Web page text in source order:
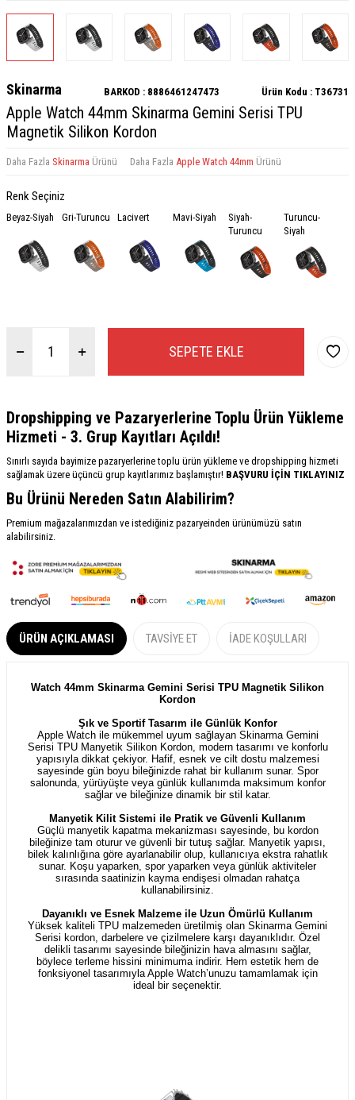
Skinarma BARKOD : 8886461247473 Ürün Kodu : T36731
Apple Watch 44mm Skinarma Gemini Serisi TPU
Magnetik Silikon Kordon
Daha Fazla Skinarma Ürünü Daha Fazla Apple Watch 44mm Ürünü
Renk Seçiniz
Beyaz-Siyah Gri-Turuncu Lacivert Mavi-Siyah
Siyah-
Turuncu
Turuncu-
Siyah
SEPETE EKLE
Dropshipping ve Pazaryerlerine Toplu Ürün Yükleme
Hizmeti - 3. Grup Kayıtları Açıldı!
Sınırlı sayıda bayimize pazaryerlerine toplu ürün yükleme ve dropshipping hizmeti
sağlamak üzere üçüncü grup kayıtlarımız başlamıştır! BAŞVURU İÇİN TIKLAYINIZ
Bu Ürünü Nereden Satın Alabilirim?
Premium mağazalarımızdan ve istediğiniz pazaryeinden ürünümüzü satın
alabilirsiniz.
ÜRÜN AÇIKLAMASI TAVSIYE ET İADE KOŞULLARI
Watch 44mm Skinarma Gemini Serisi TPU Magnetik Silikon
Kordon
Şık ve Sportif Tasarım ile Günlük Konfor
Apple Watch ile mükemmel uyum sağlayan Skinarma Gemini
Serisi TPU Manyetik Silikon Kordon, modern tasarımı ve konforlu
yapısıyla dikkat çekiyor. Hafif, esnek ve cilt dostu malzemesi
sayesinde gün boyu bileğinizde rahat bir kullanım sunar. Spor
salonunda, yürüyüşte veya günlük kullanımda maksimum konfor
sağlar ve bileğinize dinamik bir stil katar.
Manyetik Kilit Sistemi ile Pratik ve Güvenli Kullanım
Güçlü manyetik kapatma mekanizması sayesinde, bu kordon
bileğinize tam oturur ve güvenli bir tutuş sağlar. Manyetik yapısı,
bilek kalınlığına göre ayarlanabilir olup, kullanıcıya ekstra rahatlık
sunar. Koşu yaparken, spor yaparken veya günlük aktiviteler
sırasında saatinizin kayma endişesi olmadan rahatça
kullanabilirsiniz.
Dayanıklı ve Esnek Malzeme ile Uzun Ömürlü Kullanım
Yüksek kaliteli TPU malzemeden üretilmiş olan Skinarma Gemini
Serisi kordon, darbelere ve çizilmelere karşı dayanıklıdır. Özel
delikli tasarımı sayesinde bileğinizin hava almasını sağlar,
böylece terleme hissini minimuma indirir. Hem estetik hem de
fonksiyonel tasarımıyla Apple Watch’unuzu tamamlamak için
ideal bir seçenektir.